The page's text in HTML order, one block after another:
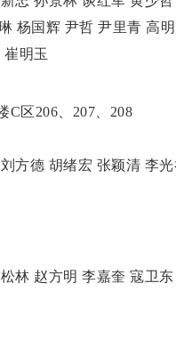
杨国辉 尹哲 尹里青 高
明玉
区206、207、208
德 胡绪宏 张颖清 李光
赵方明 李嘉奎 寇卫东